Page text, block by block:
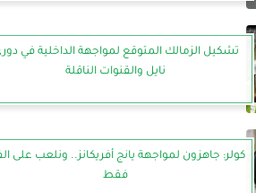
تشكيل الزمالك المتوقع لمواجهة الداخلية في
نايل والقنوات الناقلة
كولر: جاهزون لمواجهة يانج أفريكانز.. ونلعب على
فقط